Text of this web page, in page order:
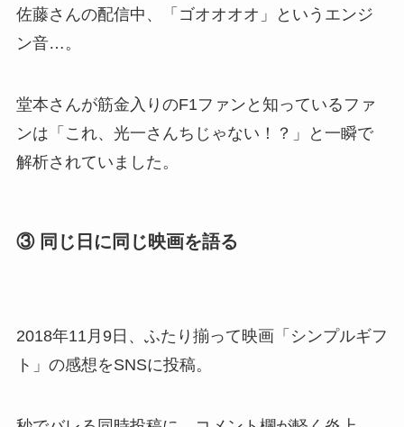
佐藤さんの配信中、「ゴオオオオ」というエンジ
ン音…。
堂本さんが筋金入りのF1ファンと知っているファ
ンは「これ、光一さんちじゃない！？」と一瞬で
解析されていました。
③ 同じ日に同じ映画を語る
2018年11月9日、ふたり揃って映画「シンプルギフ
ト」の感想をSNSに投稿。